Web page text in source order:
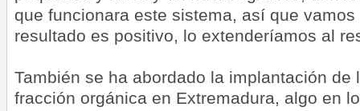
que funcionara este sistema, así que
resultado es positivo, lo extenderíamos al
También se ha abordado la implantación de
fracción orgánica en Extremadura, algo en